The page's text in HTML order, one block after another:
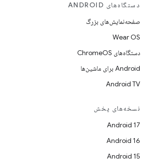
دستگاه‌های ANDROID
صفحه‌نمایش‌های بزرگ
Wear OS
دستگاه‌های ChromeOS
Android برای ماشین‌ها
Android TV
نسخه‌های پخش
Android 17
Android 16
Android 15